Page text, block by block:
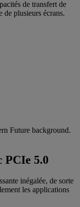
de transfert de
de plusieurs écrans.
PCIe 5.0
inégalée, de sorte
les applications